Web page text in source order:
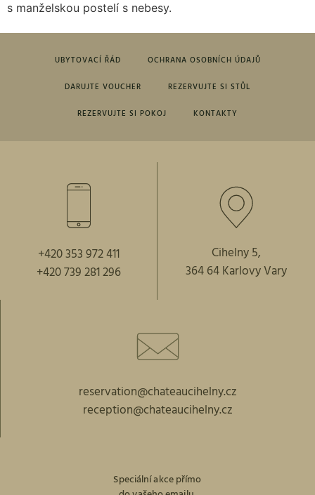
s manželskou postelí s nebesy.
UBYTOVACÍ ŘÁD OCHRANA OSOBNÍCH ÚDAJŮ
DARUJTE VOUCHER REZERVUJTE SI STŮL
REZERVUJTE SI POKOJ KONTAKTY
+420 353 972 411
+420 739 281 296
Cihelny 5,
364 64 Karlovy Vary
reservation@chateaucihelny.cz
reception@chateaucihelny.cz
Speciální akce přímo